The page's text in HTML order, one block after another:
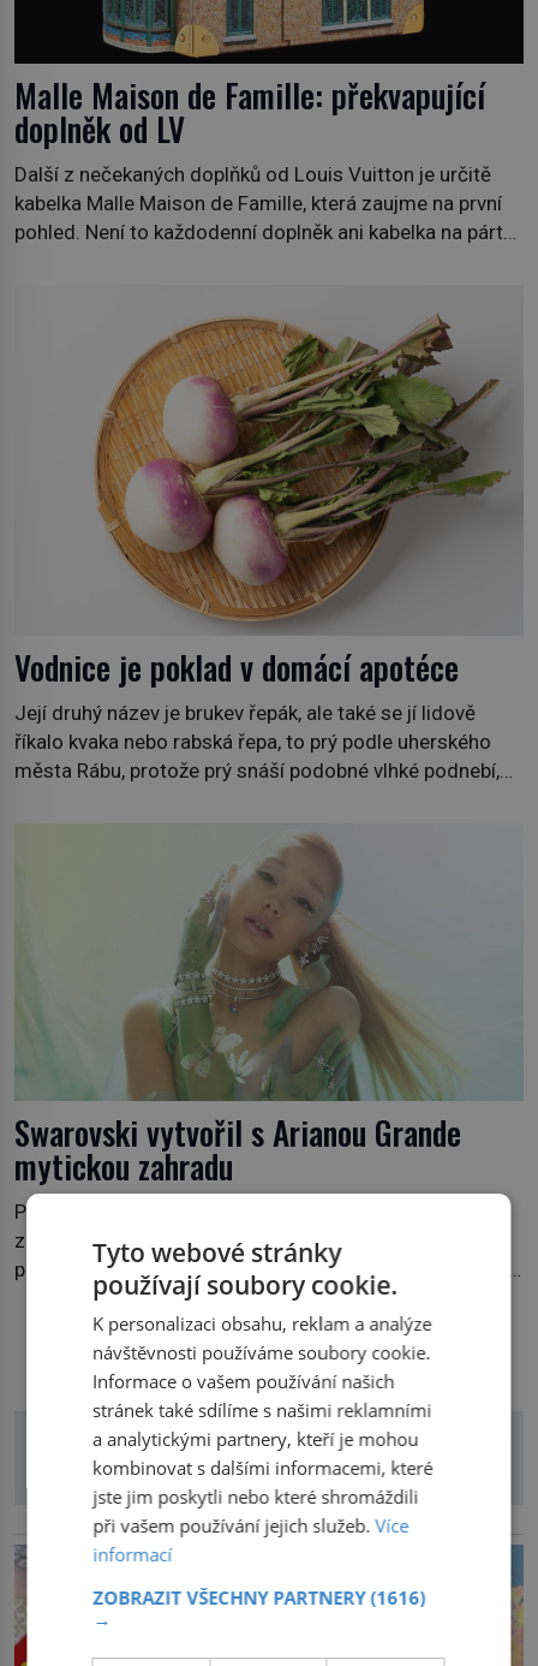
Malle Maison de Famille: překvapující
doplněk od LV
Další z nečekaných doplňků od Louis Vuitton je určitě
kabelka Malle Maison de Famille, která zaujme na první
pohled. Není to každodenní doplněk ani kabelka na párty,
adrese 18 Rue Louis Vuitton, které bylo postaveno v
roce 1869. […]
Vodnice je poklad v domácí apotéce
Její druhý název je brukev řepák, ale také se jí lidově
říkalo kvaka nebo rabská řepa, to prý podle uherského
města Rábu, protože prý snáší podobné vlhké podnebí,
někdy i v obchodech. Její bulvy jsou bílé, nahoře někdy
Swarovski vytvořil s Arianou Grande
mytickou zahradu
Po úspěchu první spolupráce s Arianou Grande nyní
značka představuje její pokračování. Nová kolekce
propojuje fantazii, přírodu a jemné řemeslné zpracování
do svěžího, prosvětleného designového příběhu. Téměř
třicítka šperků působí hravě a zároveň rafinovaně.
Spolupráce mezi značkou Swarovski a zpěvačkou a
herečkou Arianou Grande vstupuje do nové kapitoly. Po
debutové kolekci, která představila moderní […]
DALŠÍ ČLÁNKY Z RUBRIKY
reklama
Tyto webové stránky
používají soubory cookie.
K personalizaci obsahu, reklam a analýze
návštěvnosti používáme soubory cookie.
Informace o vašem používání našich
stránek také sdílíme s našimi reklamními
a analytickými partnery, kteří je mohou
kombinovat s dalšími informacemi, které
jste jim poskytli nebo které shromáždili
při vašem používání jejich služeb.Více
informací
ZOBRAZIT VŠECHNY PARTNERY(1616)
→